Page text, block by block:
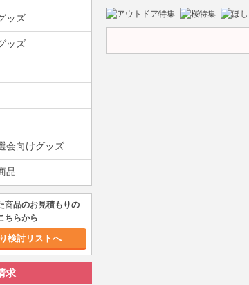
ッズ
ッズ
会向けグッズ
品
商品のお見積もりの
ちらから
検討リストへ
求